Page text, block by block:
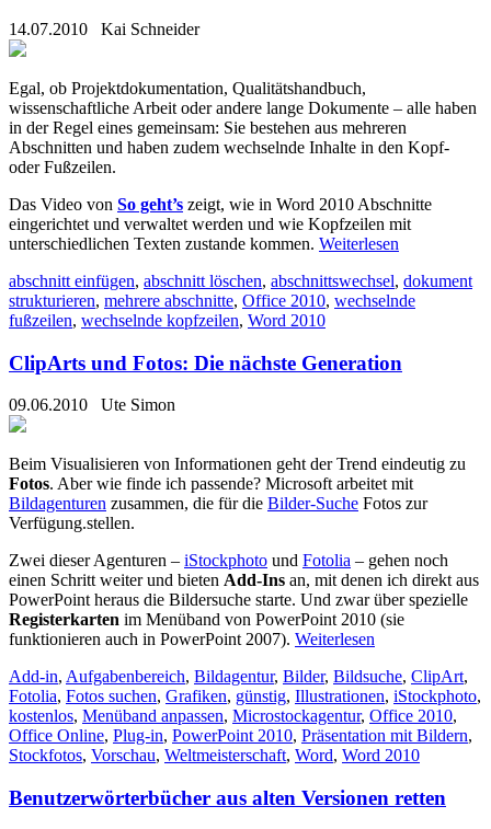
14.07.2010 Kai Schneider
Egal, ob Projektdokumentation, Qualitätshandbuch,
wissenschaftliche Arbeit oder andere lange Dokumente – alle haben
in der Regel eines gemeinsam: Sie bestehen aus mehreren
Abschnitten und haben zudem wechselnde Inhalte in den Kopf-
oder Fußzeilen.
Das Video von So geht’s zeigt, wie in Word 2010 Abschnitte
eingerichtet und verwaltet werden und wie Kopfzeilen mit
unterschiedlichen Texten zustande kommen. Weiterlesen
abschnitt einfügen, abschnitt löschen, abschnittswechsel, dokument
strukturieren, mehrere abschnitte, Office 2010, wechselnde
fußzeilen, wechselnde kopfzeilen, Word 2010
ClipArts und Fotos: Die nächste Generation
09.06.2010 Ute Simon
Beim Visualisieren von Informationen geht der Trend eindeutig zu
Fotos. Aber wie finde ich passende? Microsoft arbeitet mit
Bildagenturen zusammen, die für die Bilder-Suche Fotos zur
Verfügung.stellen.
Zwei dieser Agenturen – iStockphoto und Fotolia – gehen noch
einen Schritt weiter und bieten Add-Ins an, mit denen ich direkt aus
PowerPoint heraus die Bildersuche starte. Und zwar über spezielle
Registerkarten im Menüband von PowerPoint 2010 (sie
funktionieren auch in PowerPoint 2007). Weiterlesen
Add-in, Aufgabenbereich, Bildagentur, Bilder, Bildsuche, ClipArt,
Fotolia, Fotos suchen, Grafiken, günstig, Illustrationen, iStockphoto,
kostenlos, Menüband anpassen, Microstockagentur, Office 2010,
Office Online, Plug-in, PowerPoint 2010, Präsentation mit Bildern,
Stockfotos, Vorschau, Weltmeisterschaft, Word, Word 2010
Benutzerwörterbücher aus alten Versionen retten